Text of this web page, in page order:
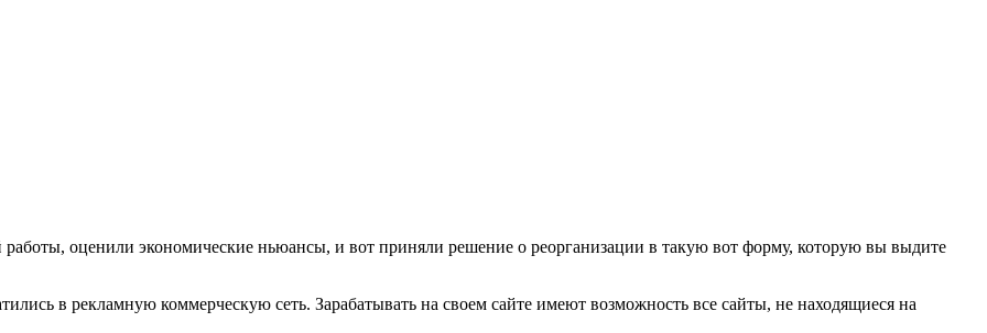
оценили экономические ньюансы, и вот приняли решение о реорганизации в такую вот форму, которую вы выдите
в рекламную коммерческую сеть. Зарабатывать на своем сайте имеют возможность все сайты, не находящиеся на